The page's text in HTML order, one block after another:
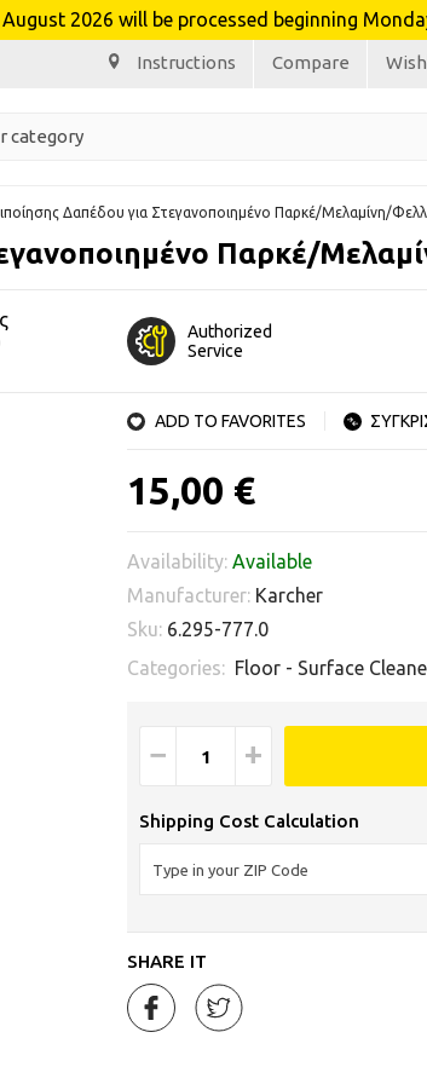
2026 will be processed beginning
Instructions Compare
Δαπέδου για Στεγανοποιημένο Παρκέ/Μελαμίνη/
Παρκέ/
Authorized
Service
ADD TO FAVORITES
15,00 €
Availability: Available
Manufacturer: Karcher
Sku: 6.295-777.0
Categories: Floor - Surface
− +
Shipping Cost Calculation
SHARE IT